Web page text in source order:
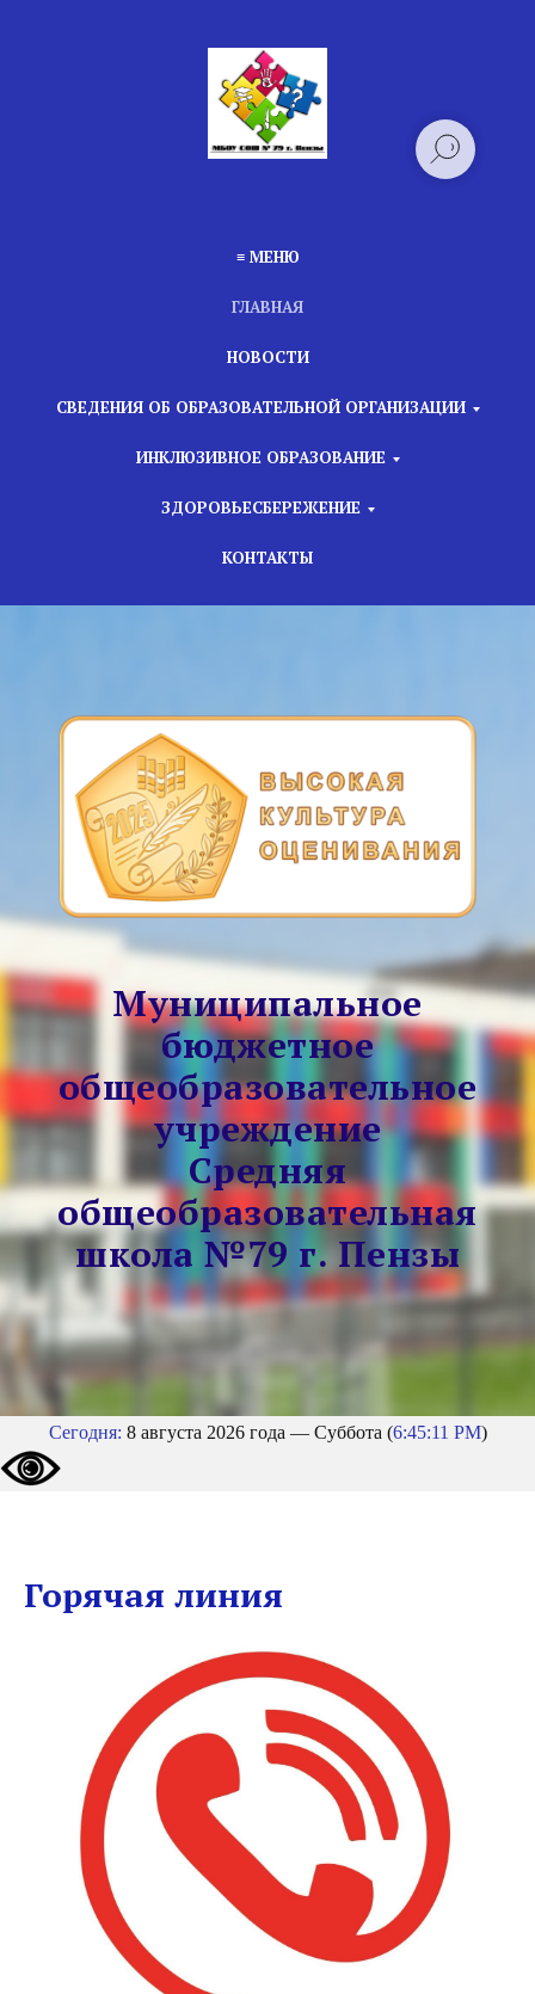
≡ МЕНЮ
ГЛАВНАЯ
НОВОСТИ
СВЕДЕНИЯ ОБ ОБРАЗОВАТЕЛЬНОЙ ОРГАНИЗАЦИИ
ИНКЛЮЗИВНОЕ ОБРАЗОВАНИЕ
ЗДОРОВЬЕСБЕРЕЖЕНИЕ
КОНТАКТЫ
Муниципальное
бюджетное
общеобразовательное
учреждение
Средняя
общеобразовательная
школа №79 г. Пензы
Сегодня: 8 августа 2026 года — Суббота (6:45:12 PM)
Горячая линия